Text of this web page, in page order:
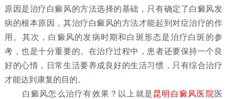
原因是治疗白癜风的方法选择的基础，只有确定了白癜风发
病的根本原因，其治疗白癜风的方法才能起到对症治疗的作
用。其次，白癜风的发病时期和白斑形态是治疗白斑的参
考，也是十分重要的。在治疗过程中，患者还要保持一个良
好的心情，日常生活要养成良好的生活习惯，只有综合治疗
才能达到康复的目的。
白癜风怎么治疗有效果？ 以上就是昆明白癜风医院 医